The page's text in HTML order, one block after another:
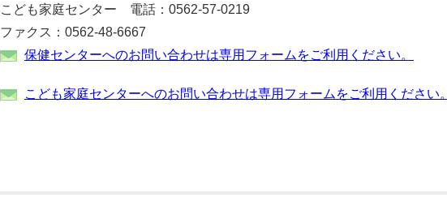
こども家庭センター 電話：0562-57-0219
ファクス：0562-48-6667
保健センターへのお問い合わせは専用フォームをご利用ください。
こども家庭センターへのお問い合わせは専用フォームをご利用ください。